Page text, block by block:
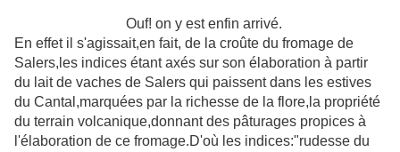
Ouf! on y est enfin arrivé.
En effet il s'agissait,en fait, de la croûte du fromage de
Salers,les indices étant axés sur son élaboration à partir
du lait de vaches de Salers qui paissent dans les estives
du Cantal,marquées par la richesse de la flore,la propriété
du terrain volcanique,donnant des pâturages propices à
l'élaboration de ce fromage.D'où les indices:"rudesse du